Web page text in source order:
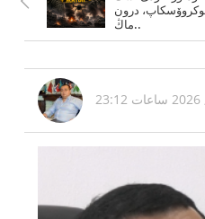
درون
ماڭ..